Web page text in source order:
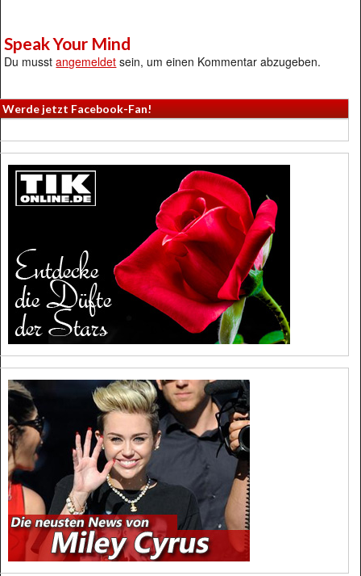
Speak Your Mind
Du musstangemeldet sein, um einen Kommentar abzugeben.
Werde jetzt Facebook-Fan!